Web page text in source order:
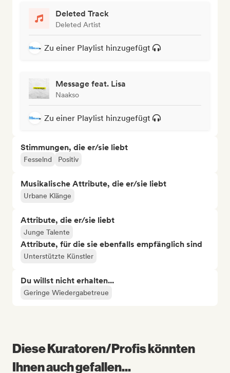
Deleted Track
Deleted Artist
Zu einer Playlist hinzugefügt
Message feat. Lisa
Naakso
Zu einer Playlist hinzugefügt
Stimmungen, die er/sie liebt
Fesselnd Positiv
Musikalische Attribute, die er/sie liebt
Urbane Klänge
Attribute, die er/sie liebt
Junge Talente
Attribute, für die sie ebenfalls empfänglich sind
Unterstützte Künstler
Du willst nicht erhalten...
Geringe Wiedergabetreue
Diese Kuratoren/Profis könnten
Ihnen auch gefallen...